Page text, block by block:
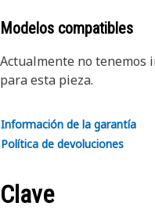
components can be
Attributes:
• Helps prevent damage
removal.
• Reduces the effort
components.
inch and up to 2 inch (50.8
Modelos compatibles
Actualmente no tenemos
para esta pieza.
Información de la garantía
Política de devoluciones
Clave